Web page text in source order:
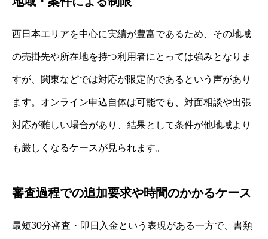
西日本エリアを中心に実績が豊富であるため、その地域
の売掛先や所在地を持つ利用者にとっては強みとなりま
すが、関東などでは対応が限定的であるという声があり
ます。オンライン申込自体は可能でも、対面相談や出張
対応が難しい場合があり、結果として条件が他地域より
も厳しくなるケースが見られます。
審査過程での追加要求や時間のかかるケース
最短30分審査・即日入金という表現がある一方で、書類